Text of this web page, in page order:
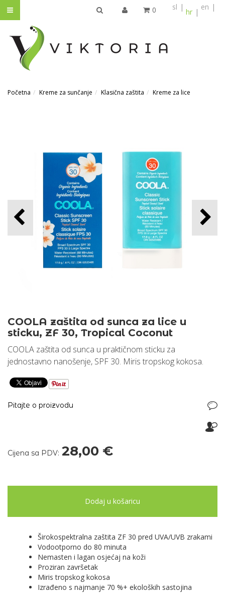
sl
hr
en
0
Početna Kreme za sunčanje Klasična zaštita Kreme za lice
COOLA zaštita od sunca za lice u
sticku, ZF 30, Tropical Coconut
COOLA zaštita od sunca u praktičnom sticku za
jednostavno nanošenje, SPF 30. Miris tropskog kokosa.
Pitajte o proizvodu
Cijena sa PDV: 28,00 €
Dodaj u košaricu
Širokospektralna zaštita ZF 30 pred UVA/UVB zrakami
Vodootporno do 80 minuta
Nemasten i lagan osjećaj na koži
Proziran završetak
Miris tropskog kokosa
Izrađeno s najmanje 70 %+ ekoloških sastojina